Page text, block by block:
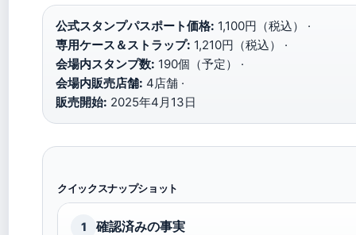
公式スタンプパスポート価格: 1,100円（税込） ·
専用ケース＆ストラップ: 1,210円（税込） ·
会場内スタンプ数: 190個（予定） ·
会場内販売店舗: 4店舗 ·
販売開始: 2025年4月13日
クイックスナップショット
1 確認済みの事実